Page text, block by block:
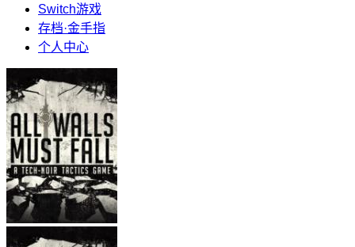
Switch游戏
存档·金手指
个人中心